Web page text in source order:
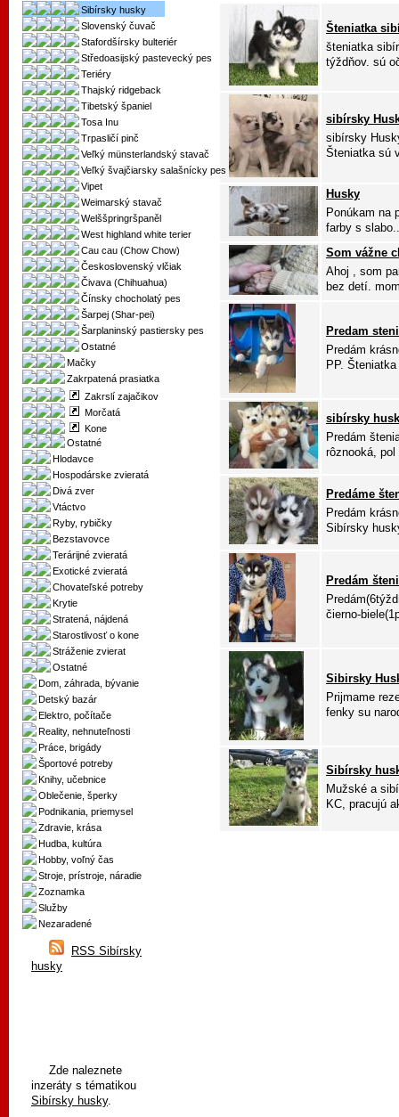
Sibírsky husky
Slovenský čuvač
Stafordšírsky bulteriér
Středoasijský pastevecký pes
Teriéry
Thajský ridgeback
Tibetský španiel
Tosa Inu
Trpasličí pinč
Veľký münsterlandský stavač
Veľký švajčiarsky salašnícky pes
Vipet
Weimarský stavač
Welššpringršpaněl
West highland white terier
Cau cau (Chow Chow)
Československý vlčiak
Čivava (Chihuahua)
Čínsky chocholatý pes
Šarpej (Shar-pei)
Šarplaninský pastiersky pes
Ostatné
Mačky
Zakrpatená prasiatka
Zakrslí zajačikov
Morčatá
Kone
Ostatné
Hlodavce
Hospodárske zvieratá
Divá zver
Vtáctvo
Ryby, rybičky
Bezstavovce
Terárijné zvieratá
Exotické zvieratá
Chovateľské potreby
Krytie
Stratená, nájdená
Starostlivosť o kone
Stráženie zvierat
Ostatné
Dom, záhrada, bývanie
Detský bazár
Elektro, počítače
Reality, nehnuteľnosti
Práce, brigády
Športové potreby
Knihy, učebnice
Oblečenie, šperky
Podnikania, priemysel
Zdravie, krása
Hudba, kultúra
Hobby, voľný čas
Stroje, prístroje, náradie
Zoznamka
Služby
Nezaradené
RSS Sibírsky
husky
Zde naleznete
inzeráty s tématikou
Sibírsky husky.
Šteniatka
šteniatka
týždňov. sú
sibírsky
sibírsky
Šteniatka sú
Husky
Ponúkam na
farby s
Som vážne
Ahoj , som
bez detí.
Predam
Predám
PP.
sibírsky
Predám
rôznooká, pol
Predáme
Predám
Sibírsky
Predám
čierno-
Sibirsky
Prijmame
fenky su
Sibírsky
Mužské a
KC, pracujú